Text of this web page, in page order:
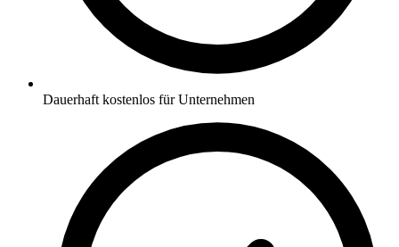
Dauerhaft kostenlos für Unternehmen